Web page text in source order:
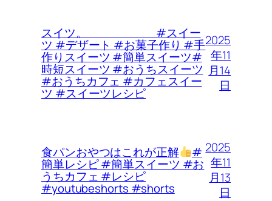
スイツ。 #スイー
ツ #デザート #お菓子作り #手
作りスイーツ #簡単スイーツ#
時短スイーツ #おうちスイーツ
#おうちカフェ #カフェスイー
ツ #スイーツレシピ
2025
年11
月14
日
食パンおやつはこれが正解 #
簡単レシピ #簡単スイーツ #お
うちカフェ #レシピ
#youtubeshorts #shorts
2025
年11
月13
日